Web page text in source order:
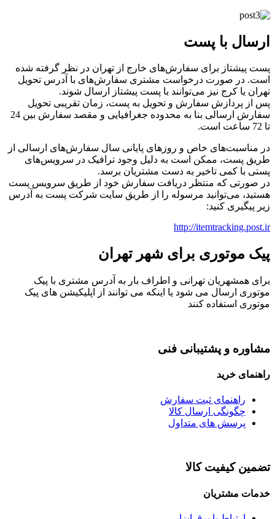
ارسال با پست
پست پیشتاز برای سفارش‌های خارج از تهران در نظر گرفته شده
است. در صورت درخواست مشتری سفارش‌های با آدرس تحویل
تهران یا کرج نیز می‌‏توانند با پست پیشتاز ارسال شوند.
پس از پردازش سفارش و تحویل به پست، زمان تقریبی تحویل
سفارش ارسالی بنا به محدوده جغرافیایی و مقصد سفارش بین 24
تا 72 ساعت است.
در مناسبت‌های خاص و روزهای پایانی سال سفارش‌‏های ارسالی از
طریق پست، ممکن است به دلیل وجود ترافیک در سرویس‌‏های
پستی با کمی تاخیر به دست مشتریان برسد.
در صورتی که منتظر دریافت سفارش خود از طریق سرویس پست
هستید، می‌توانید مرسوله را از طریق سایت شرکت پست به آدرس
زیر پیگیری کنید:
http://itemtracking.post.ir
پیک موتوری برای شهر تهران
برای همشهریان تهرانی و اطراف بار به آدرس مشتری با پیک
موتوری ارسال می شود یا اینکه می توانند از اپلیکیشن های پیک
موتوری استفاده کنند
مشاوره و پشتیبانی فنی
راهنمای خرید
راهنمای ثبت سفارش
چگونگی ارسال کالا
پرسش های متداول
تضمین کیفیت کالا
خدمات مشتریان